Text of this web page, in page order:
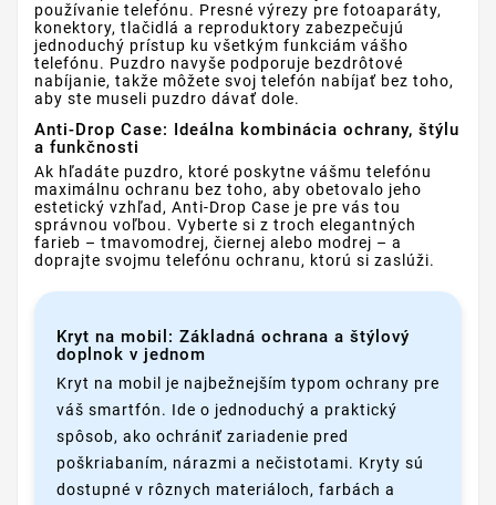
používanie telefónu. Presné výrezy pre fotoaparáty,
konektory, tlačidlá a reproduktory zabezpečujú
jednoduchý prístup ku všetkým funkciám vášho
telefónu. Puzdro navyše podporuje bezdrôtové
nabíjanie, takže môžete svoj telefón nabíjať bez toho,
aby ste museli puzdro dávať dole.
Anti-Drop Case: Ideálna kombinácia ochrany, štýlu
a funkčnosti
Ak hľadáte puzdro, ktoré poskytne vášmu telefónu
maximálnu ochranu bez toho, aby obetovalo jeho
estetický vzhľad, Anti-Drop Case je pre vás tou
správnou voľbou. Vyberte si z troch elegantných
farieb – tmavomodrej, čiernej alebo modrej – a
doprajte svojmu telefónu ochranu, ktorú si zaslúži.
Kryt na mobil: Základná ochrana a štýlový
doplnok v jednom
Kryt na mobil je najbežnejším typom ochrany pre
váš smartfón. Ide o jednoduchý a praktický
spôsob, ako ochrániť zariadenie pred
poškriabaním, nárazmi a nečistotami. Kryty sú
dostupné v rôznych materiáloch, farbách a